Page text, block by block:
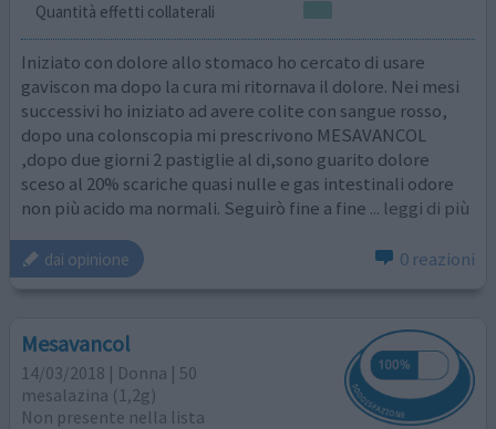
Quantità effetti collaterali
Iniziato con dolore allo stomaco ho cercato di usare
gaviscon ma dopo la cura mi ritornava il dolore. Nei mesi
successivi ho iniziato ad avere colite con sangue rosso,
dopo una colonscopia mi prescrivono MESAVANCOL
,dopo due giorni 2 pastiglie al di,sono guarito dolore
sceso al 20% scariche quasi nulle e gas intestinali odore
non più acido ma normali. Seguirò fine a fine ... leggi di più
dai opinione 0 reazioni
Mesavancol
14/03/2018 | Donna | 50
mesalazina (1,2g)
Non presente nella lista